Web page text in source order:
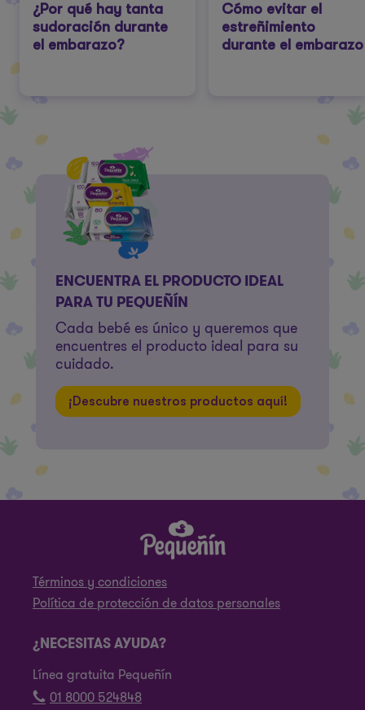
¿Por qué hay tanta
sudoración durante
el embarazo?
Cómo evitar el
estreñimiento
durante el embarazo
ENCUENTRA EL PRODUCTO IDEAL
PARA TU PEQUEÑÍN
Cada bebé es único y queremos que
encuentres el producto ideal para su
cuidado.
¡Descubre nuestros productos aquí!
Términos y condiciones
Política de protección de datos personales
¿NECESITAS AYUDA?
Línea gratuita Pequeñín
01 8000 524848